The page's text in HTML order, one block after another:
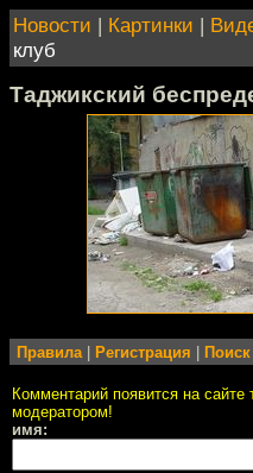
Новости | Картинки |
клуб
Таджикский
Правила Регистрация Поиск
Комментарий появится на сайте
модератором!
имя: